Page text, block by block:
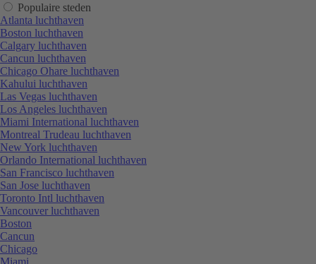
Populaire steden
Atlanta luchthaven
Boston luchthaven
Calgary luchthaven
Cancun luchthaven
Chicago Ohare luchthaven
Kahului luchthaven
Las Vegas luchthaven
Los Angeles luchthaven
Miami International luchthaven
Montreal Trudeau luchthaven
New York luchthaven
Orlando International luchthaven
San Francisco luchthaven
San Jose luchthaven
Toronto Intl luchthaven
Vancouver luchthaven
Boston
Cancun
Chicago
Miami